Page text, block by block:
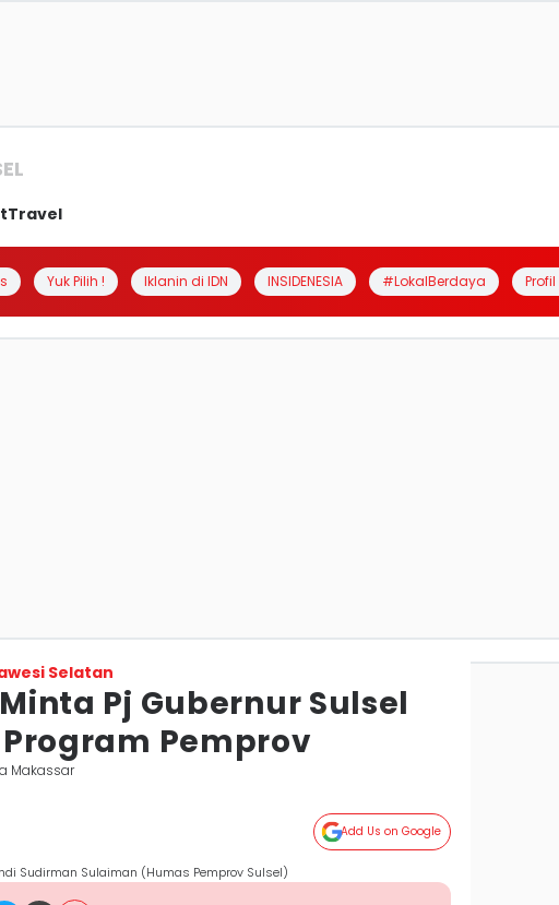
Travel
Yuk Pilih ! Iklanin di IDN INSIDENESIA #LokalBerdaya
Selatan
Pj Gubernur Sulsel
Pemprov
Makassar
Add Us on Google
Sudirman Sulaiman (Humas Pemprov Sulsel)